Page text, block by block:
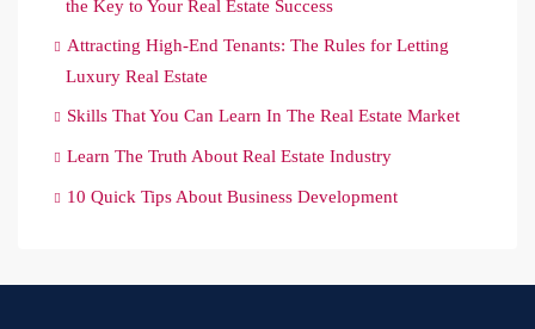
the Key to Your Real Estate Success
Attracting High-End Tenants: The Rules for Letting
Luxury Real Estate
Skills That You Can Learn In The Real Estate Market
Learn The Truth About Real Estate Industry
10 Quick Tips About Business Development